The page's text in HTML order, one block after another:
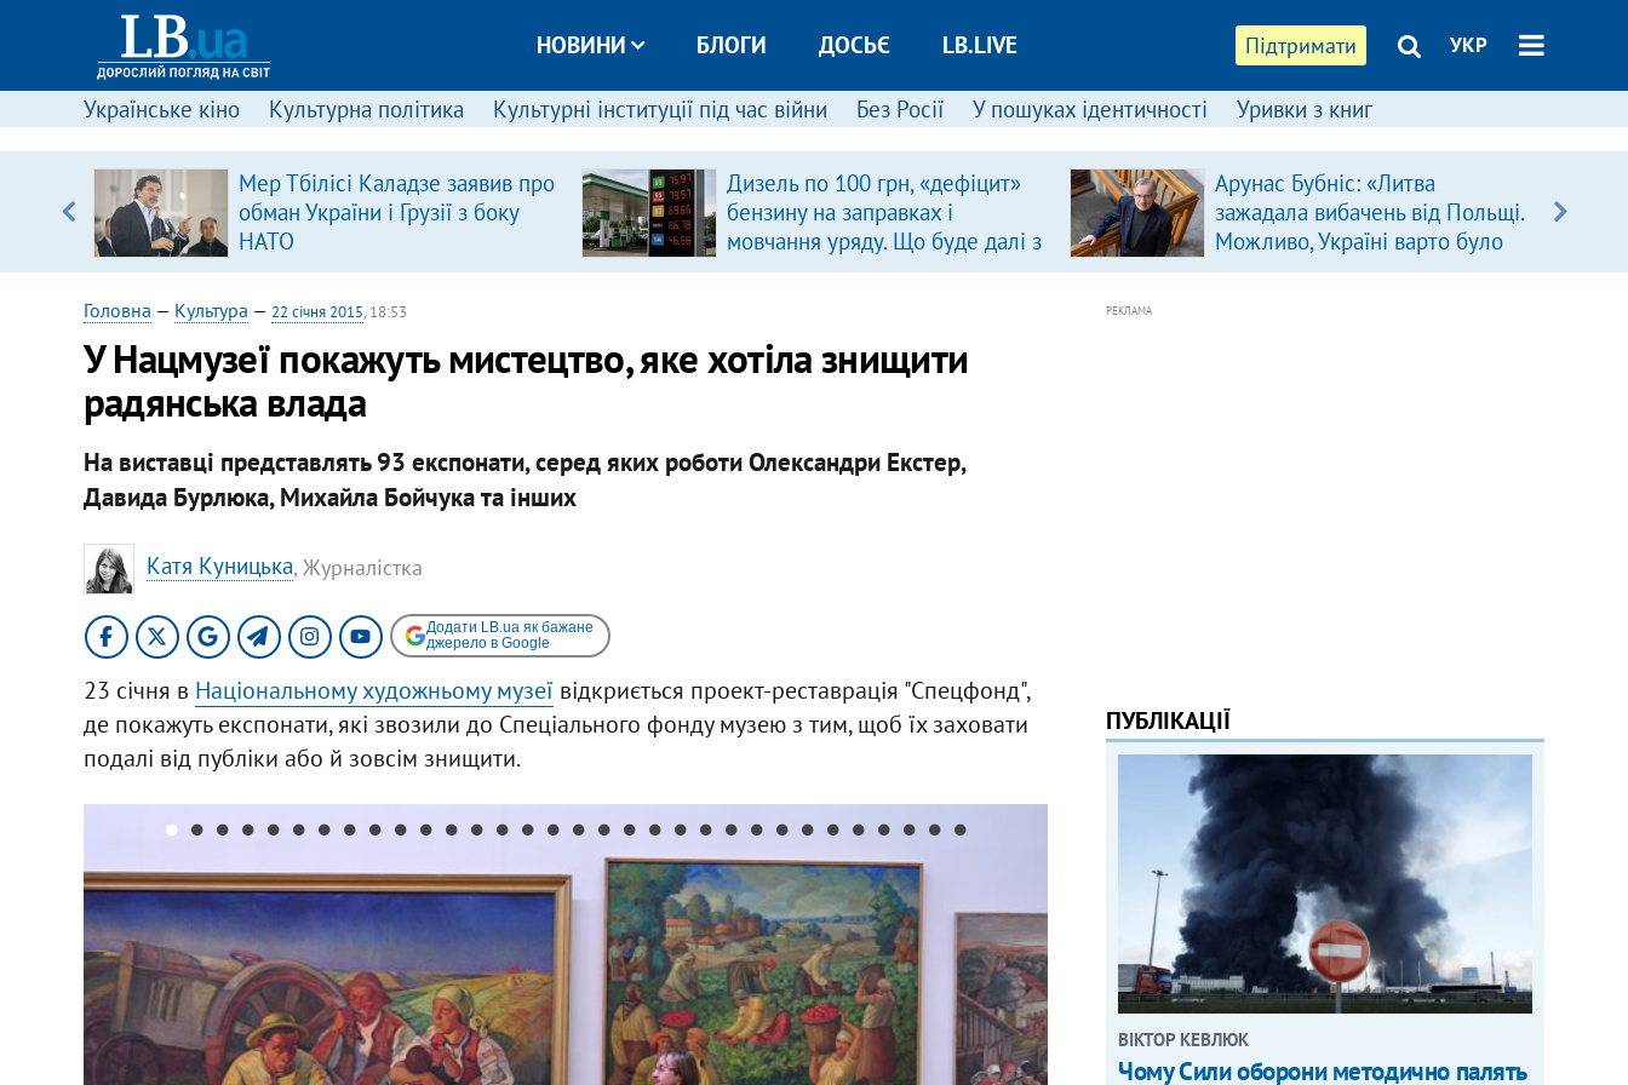
Підтримати УКР
НОВИНИ БЛОГИ ДОСЬЄ LB.LIVE
Українське кіно Культурна політика Культурні інституції під час війни Без Росії У пошуках ідентичності Уривки з книг
Мер Тбілісі Каладзе заявив про
обман України і Грузії з боку
НАТО
Дизель по 100 грн, «дефіцит»
бензину на заправках і
мовчання уряду. Що буде далі з
цінами на пальне?
Арунас Бубніс: «Литва
зажадала вибачень від Польщі.
Можливо, Україні варто було
зробити так само»
Головна — Культура — 22 січня 2015, 18:53
У Нацмузеї покажуть мистецтво, яке хотіла знищити
радянська влада
На виставці представлять 93 експонати, серед яких роботи Олександри Екстер,
Давида Бурлюка, Михайла Бойчука та інших
Катя Куницька, Журналістка
Додати LB.ua як бажане
джерело в Google
23 січня в Національному художньому музеї відкриється проект-реставрація "Спецфонд",
де покажуть експонати, які звозили до Спеціального фонду музею з тим, щоб їх заховати
подалі від публіки або й зовсім знищити.
РЕКЛАМА
ПУБЛІКАЦІЇ
ВІКТОР КЕВЛЮК
Чому Сили оборони методично палять